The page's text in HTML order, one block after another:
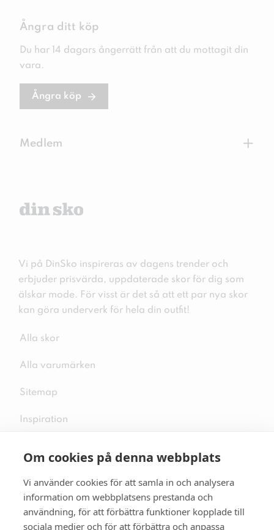
Om cookies på denna webbplats
Vi använder cookies för att samla in och analysera
information om webbplatsens prestanda och
användning, för att förbättra funktioner kopplade till
sociala medier och för att förbättra och anpassa
Ångra ditt köp
Du har 14 dagars ångerrätt från att du mottagit din
vara.
Ångra köp
Medlem +
Vi på DinSko inspireras av dagens trender och
erbjuder prisvärda, uppdaterade skor för dig som
älskar mode. För visst är det så att ett par nya skor
kan göra underverk för hela din outfit!
Alla skor
Alla varumärken
Sitemap
Inspiration
Följ oss på sociala medier